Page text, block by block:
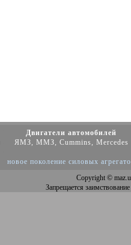
Двигатели автомобилей
ЯМЗ, ММЗ, Cummins, Mercedes
новое поколение силовых
Copyright©
Запрещается